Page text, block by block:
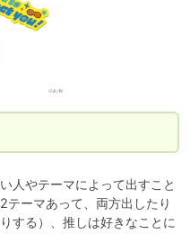
人やテーマによって出すこと
テーマあって、両方出したり
する）、推しは好きなことに